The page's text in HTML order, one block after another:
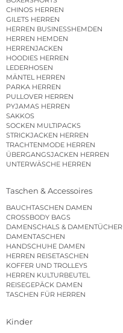
CHINOS HERREN
GILETS HERREN
HERREN BUSINESSHEMDEN
HERREN HEMDEN
HERRENJACKEN
HOODIES HERREN
LEDERHOSEN
MÄNTEL HERREN
PARKA HERREN
PULLOVER HERREN
PYJAMAS HERREN
SAKKOS
SOCKEN MULTIPACKS
STRICKJACKEN HERREN
TRACHTENMODE HERREN
ÜBERGANGSJACKEN HERREN
UNTERWÄSCHE HERREN
Taschen & Accessoires
BAUCHTASCHEN DAMEN
CROSSBODY BAGS
DAMENSCHALS & DAMENTÜCHER
DAMENTASCHEN
HANDSCHUHE DAMEN
HERREN REISETASCHEN
KOFFER UND TROLLEYS
HERREN KULTURBEUTEL
REISEGEPÄCK DAMEN
TASCHEN FÜR HERREN
Kinder